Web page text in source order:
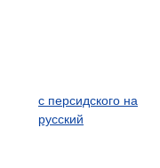
с персидского на
русский